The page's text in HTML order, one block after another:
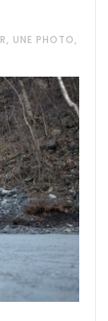
UNE PHOTO,